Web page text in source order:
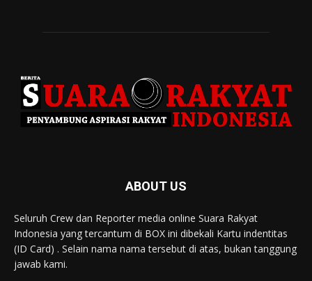
ABOUT US
Seluruh Crew dan Reporter media online Suara Rakyat
Indonesia yang tercantum di BOX ini dibekali Kartu indentitas
(ID Card) . Selain nama nama tersebut di atas, bukan tanggung
jawab kami.